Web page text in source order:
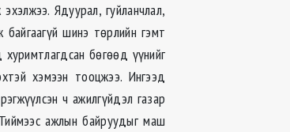
Ядуурал, гуйланчлал,
шинэ төрлийн гэмт
бөгөөд үүнийг
хэмээн тооцжээ. Ингээд
ч ажилгүйдэл газар
ажлын байруудыг маш